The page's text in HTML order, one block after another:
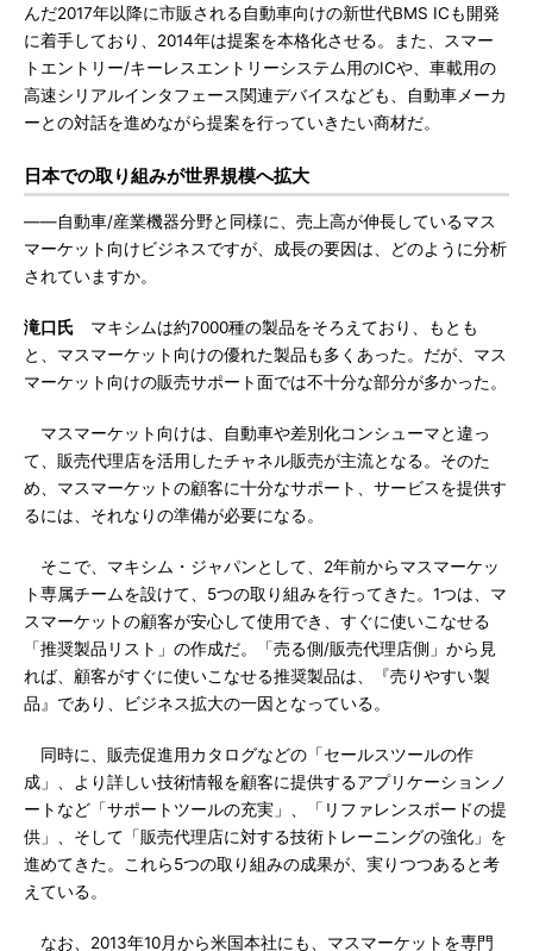
んだ2017年以降に市販される自動車向けの新世代BMS ICも開発
に着手しており、2014年は提案を本格化させる。また、スマー
トエントリー/キーレスエントリーシステム用のICや、車載用の
高速シリアルインタフェース関連デバイスなども、自動車メーカ
ーとの対話を進めながら提案を行っていきたい商材だ。
日本での取り組みが世界規模へ拡大
――自動車/産業機器分野と同様に、売上高が伸長しているマス
マーケット向けビジネスですが、成長の要因は、どのように分析
されていますか。
滝口氏 マキシムは約7000種の製品をそろえており、もとも
と、マスマーケット向けの優れた製品も多くあった。だが、マス
マーケット向けの販売サポート面では不十分な部分が多かった。
マスマーケット向けは、自動車や差別化コンシューマと違っ
て、販売代理店を活用したチャネル販売が主流となる。そのた
め、マスマーケットの顧客に十分なサポート、サービスを提供す
るには、それなりの準備が必要になる。
そこで、マキシム・ジャパンとして、2年前からマスマーケッ
ト専属チームを設けて、5つの取り組みを行ってきた。1つは、マ
スマーケットの顧客が安心して使用でき、すぐに使いこなせる
「推奨製品リスト」の作成だ。「売る側/販売代理店側」から見
れば、顧客がすぐに使いこなせる推奨製品は、『売りやすい製
品』であり、ビジネス拡大の一因となっている。
同時に、販売促進用カタログなどの「セールスツールの作
成」、より詳しい技術情報を顧客に提供するアプリケーションノ
ートなど「サポートツールの充実」、「リファレンスボードの提
供」、そして「販売代理店に対する技術トレーニングの強化」を
進めてきた。これら5つの取り組みの成果が、実りつつあると考
えている。
なお、2013年10月から米国本社にも、マスマーケットを専門